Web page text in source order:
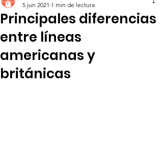
Principales diferencias
entre líneas
americanas y
británicas
5 jun 2021 1 min de lectura